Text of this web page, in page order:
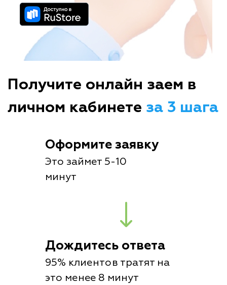
Получите онлайн заем в
личном кабинете за 3 шага
Оформите заявку
Это займет 5-10
минут
Дождитесь ответа
95% клиентов тратят на
это менее 8 минут